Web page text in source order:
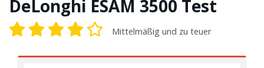
DeLonghi ESAM 3500 Test
Mittelmäßig und zu teuer